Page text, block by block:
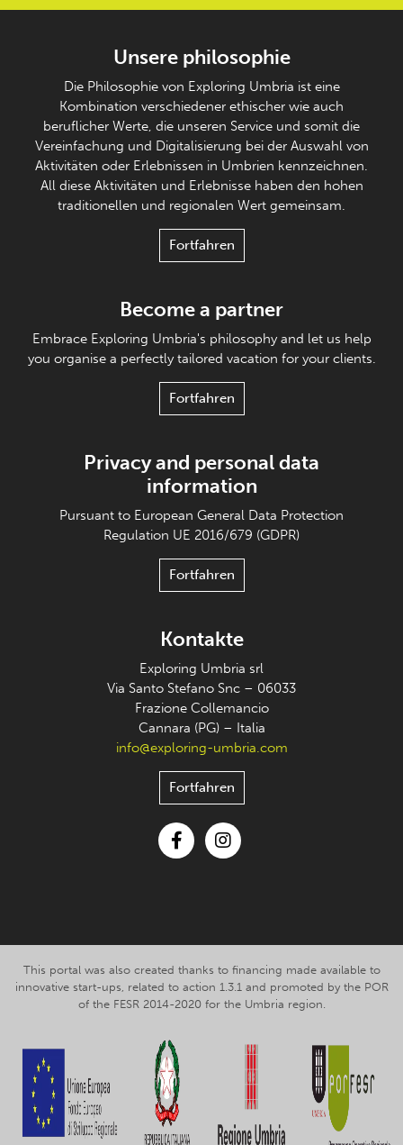
Unsere philosophie
Die Philosophie von Exploring Umbria ist eine
Kombination verschiedener ethischer wie auch
beruflicher Werte, die unseren Service und somit die
Vereinfachung und Digitalisierung bei der Auswahl von
Aktivitäten oder Erlebnissen in Umbrien kennzeichnen.
All diese Aktivitäten und Erlebnisse haben den hohen
traditionellen und regionalen Wert gemeinsam.
Fortfahren
Become a partner
Embrace Exploring Umbria's philosophy and let us help
you organise a perfectly tailored vacation for your clients.
Fortfahren
Privacy and personal data
information
Pursuant to European General Data Protection
Regulation UE 2016/679 (GDPR)
Fortfahren
Kontakte
Exploring Umbria srl
Via Santo Stefano Snc – 06033
Frazione Collemancio
Cannara (PG) – Italia
info@exploring-umbria.com
Fortfahren
This portal was also created thanks to financing made available to
innovative start-ups, related to action 1.3.1 and promoted by the POR
of the FESR 2014-2020 for the Umbria region.